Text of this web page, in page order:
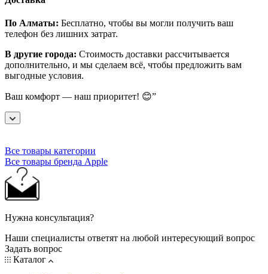
По Алматы: Бесплатно, чтобы вы могли получить ваш
телефон без лишних затрат.
В другие города: Стоимость доставки рассчитывается
дополнительно, и мы сделаем всё, чтобы предложить вам
выгодные условия.
Ваш комфорт — наш приоритет! 😊”
Все товары категории
Все товары бренда Apple
Нужна консультация?
Наши специалисты ответят на любой интересующий вопрос
Задать вопрос
Каталог